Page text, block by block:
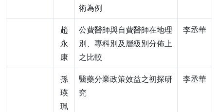
術為例
趙
永
康
公費醫師與自費醫師在地理
別、專科別及層級別分佈上
之比較
李丞華
孫
瑛
珮
醫藥分業政策效益之初探研
究
李丞華